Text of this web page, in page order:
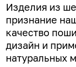
Изделия из
признание
качество
дизайн и
натуральных